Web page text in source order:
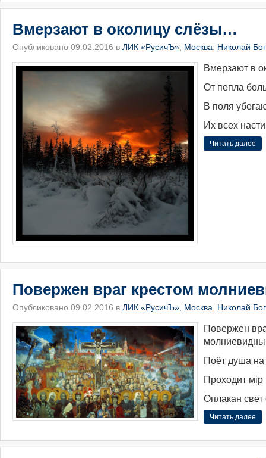
Вмерзают в околицу слёзы…
Опубликовано 09.02.2016 в ЛИК «РусичЪ» Москва Николай
Вмерзают в
От пепла
В поля
Их всех
Читать далее
Повержен враг крестом
Опубликовано 09.02.2016 в ЛИК «РусичЪ» Москва Николай
Повержен
Поёт душа
Проходит мiр
Оплакан
Читать далее